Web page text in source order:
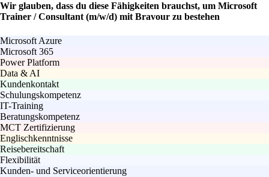
Wir glauben, dass du diese Fähigkeiten brauchst, um Microsoft
Trainer / Consultant (m/w/d) mit Bravour zu bestehen
Microsoft Azure
Microsoft 365
Power Platform
Data & AI
Kundenkontakt
Schulungskompetenz
IT-Training
Beratungskompetenz
MCT Zertifizierung
Englischkenntnisse
Reisebereitschaft
Flexibilität
Kunden- und Serviceorientierung